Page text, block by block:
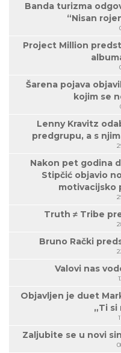
Banda turizma
“Nisan
Project Million
Šarena pojava
kojim se
Lenny Kravitz
predgrupu, a s
Nakon pet godina
Stipčić objavio
motivacijsko
Truth ≠ Tribe
Bruno Rački
Valovi nas
Objavljen je duet
„Ti si
Zaljubite se u novi